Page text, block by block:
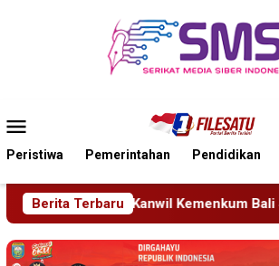
Mobile
Peristiwa Pemerintahan Pendidikan
Berita Terbaru
Bali Semarakkan Hari